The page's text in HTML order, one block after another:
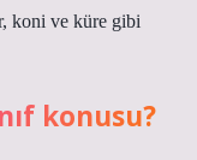
koni ve küre gibi
konusu?